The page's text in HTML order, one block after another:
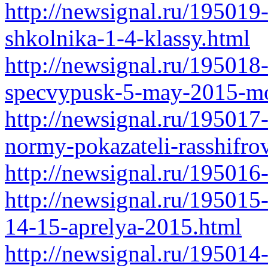
http://newsignal.ru/
shkolnika-1-4-klassy.html
http://newsignal.ru/
specvypusk-5-may-2015-
http://newsignal.ru/
normy-pokazateli-
http://newsignal.ru/
http://newsignal.ru/
14-15-aprelya-2015.html
http://newsignal.ru/